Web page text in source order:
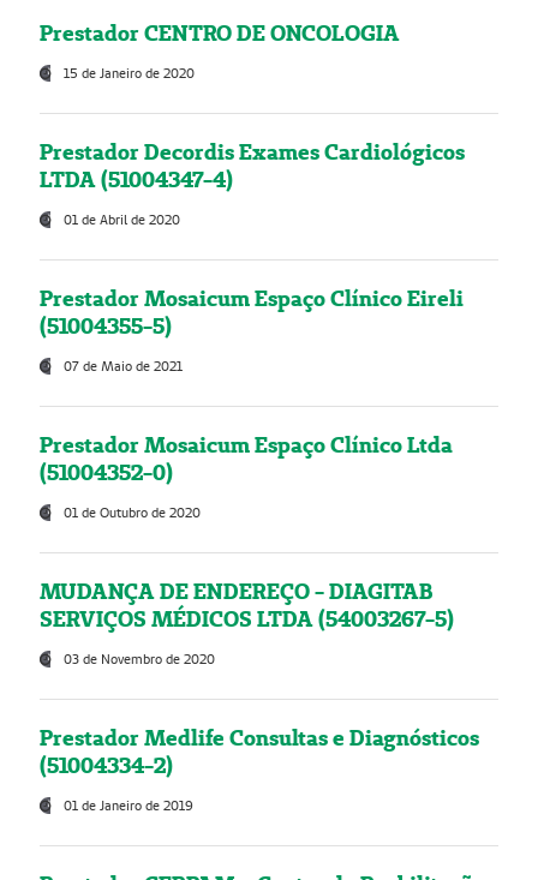
Prestador CENTRO DE ONCOLOGIA
15 de Janeiro de 2020
Prestador Decordis Exames Cardiológicos
LTDA (51004347-4)
01 de Abril de 2020
Prestador Mosaicum Espaço Clínico Eireli
(51004355-5)
07 de Maio de 2021
Prestador Mosaicum Espaço Clínico Ltda
(51004352-0)
01 de Outubro de 2020
MUDANÇA DE ENDEREÇO - DIAGITAB
SERVIÇOS MÉDICOS LTDA (54003267-5)
03 de Novembro de 2020
Prestador Medlife Consultas e Diagnósticos
(51004334-2)
01 de Janeiro de 2019